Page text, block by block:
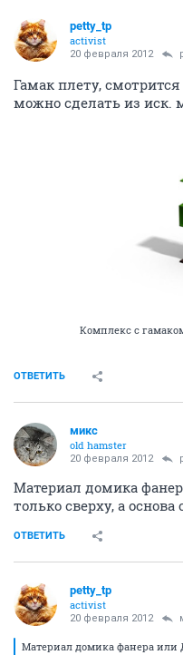
petty_tp
activist
20 февраля 2012
Гамак плету,
можно сделать из иск.
Комплекс с
ОТВЕТИТЬ
микс
old hamster
20 февраля 2012
Материал домика
только сверху, а
ОТВЕТИТЬ
petty_tp
activist
20 февраля 2012
Материал домика фанера или